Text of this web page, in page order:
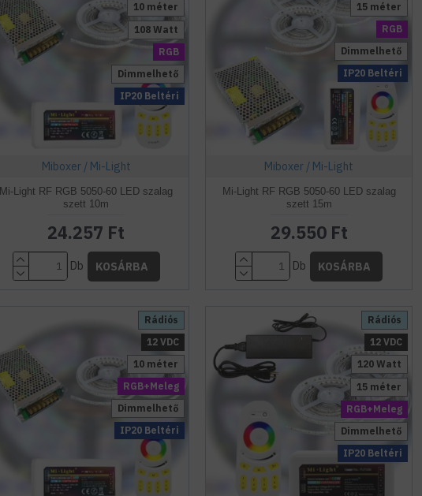
RGB
IP20 Beltéri
Dimmelhető
10 méter
108 Watt
Miboxer / Mi-Light
Mi-Light RF RGB 5050-60 LED szalag
szett 10m
24.257 Ft
Db KOSÁRBA
RGB
IP20 Beltéri
Dimmelhető
15 méter
Miboxer / Mi-Light
Mi-Light RF RGB 5050-60 LED szalag
szett 15m
29.550 Ft
Db KOSÁRBA
RGB+Meleg
IP20 Beltéri
Rádiós
12 VDC
Dimmelhető
10 méter
RGB+Meleg
IP20 Beltéri
Rádiós
12 VDC
120 Watt
Dimmelhető
15 méter